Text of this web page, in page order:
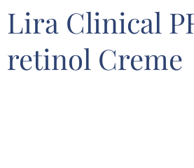
Lira Clinical
retinol Creme